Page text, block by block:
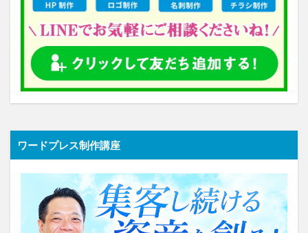
ワードプレス制作講座